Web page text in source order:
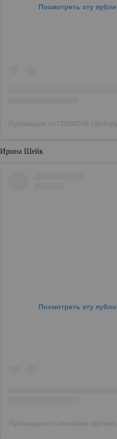
Посмотреть эту
Публикация от ГЛЮКОЗА
Ирина Шейк
Посмотреть эту
Публикация от irinashayk